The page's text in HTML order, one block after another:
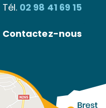
Tél. 02 98 41 69 15
Contactez-nous